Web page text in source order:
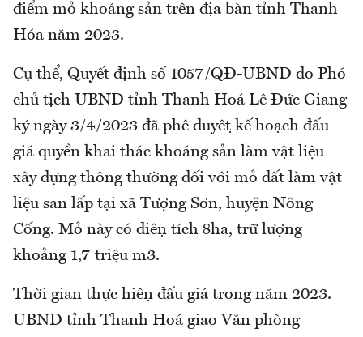
điểm mỏ khoáng sản trên địa bàn tỉnh Thanh
Hóa năm 2023.
Cụ thể, Quyết định số 1057/QĐ-UBND do Phó
chủ tịch UBND tỉnh Thanh Hoá Lê Đức Giang
ký ngày 3/4/2023 đã phê duyệt kế hoạch đấu
giá quyền khai thác khoáng sản làm vật liệu
xây dựng thông thường đối với mỏ đất làm vật
liệu san lấp tại xã Tượng Sơn, huyện Nông
Cống. Mỏ này có diện tích 8ha, trữ lượng
khoảng 1,7 triệu m3.
Thời gian thực hiện đấu giá trong năm 2023.
UBND tỉnh Thanh Hoá giao Văn phòng